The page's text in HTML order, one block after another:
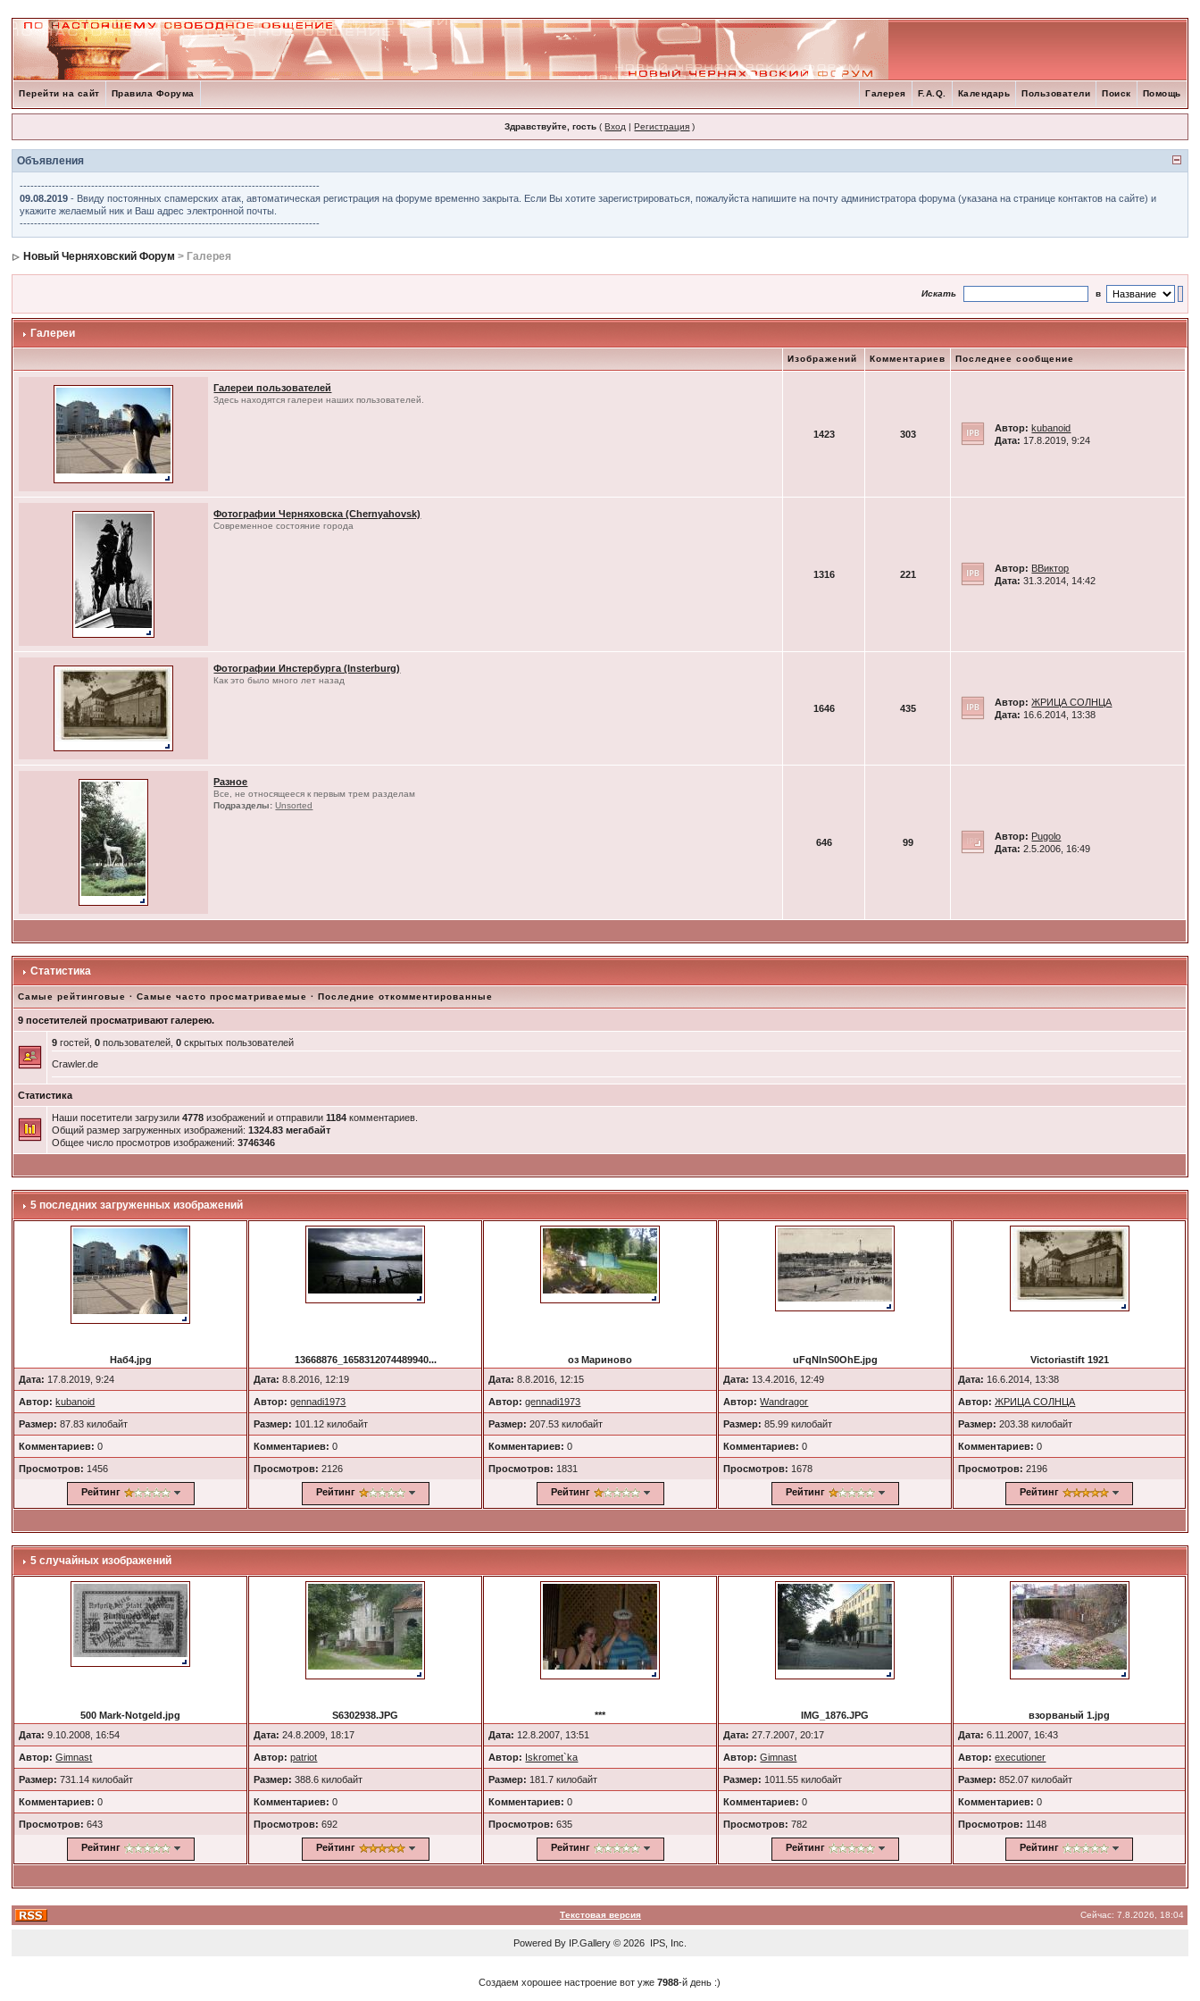
Перейти на сайт Правила Форума Помощь
Поиск
Пользователи
Календарь
F.A.Q.
Галерея
Здравствуйте, гость (Вход |Регистрация )
Объявления
------------------------------------------------------------------------------------
09.08.2019 - Ввиду постоянных спамерских атак, автоматическая регистрация на форуме временно закрыта. Если Вы хотите зарегистрироваться, пожалуйста напишите на почту администратора форума (указана на странице контактов на сайте) и
укажите желаемый ник и Ваш адрес электронной почты.
------------------------------------------------------------------------------------
Новый Черняховский Форум > Галерея
Искать в
Галереи
Изображений Комментариев Последнее сообщение
Галереи пользователей
Здесь находятся галереи наших пользователей.
1423 303
Автор: kubanoid
Дата: 17.8.2019, 9:24
Фотографии Черняховска (Chernyahovsk)
Современное состояние города
1316 221
Автор: ВВиктор
Дата: 31.3.2014, 14:42
Фотографии Инстербурга (Insterburg)
Как это было много лет назад
1646 435
Автор: ЖРИЦА СОЛНЦА
Дата: 16.6.2014, 13:38
Разное
Все, не относящееся к первым трем разделам
Подразделы: Unsorted
646 99
Автор: Pugolo
Дата: 2.5.2006, 16:49
Статистика
Самые рейтинговые ·Самые часто просматриваемые ·Последние откомментированные
9 посетителей просматривают галерею.
9 гостей,0 пользователей,0 скрытых пользователей
Crawler.de
Статистика
Наши посетители загрузили4778 изображений и отправили1184 комментариев.
Общий размер загруженных изображений:1324.83 мегабайт
Общее число просмотров изображений:3746346
5 последних загруженных изображений
Наб4.jpg
Дата: 17.8.2019, 9:24
Автор: kubanoid
Размер: 87.83 килобайт
Комментариев: 0
Просмотров: 1456
Рейтинг
13668876_1658312074489940...
Дата: 8.8.2016, 12:19
Автор: gennadi1973
Размер: 101.12 килобайт
Комментариев: 0
Просмотров:2126
Рейтинг
оз Мариново
Дата: 8.8.2016, 12:15
Автор: gennadi1973
Размер: 207.53 килобайт
Комментариев: 0
Просмотров: 1831
Рейтинг
uFqNlnS0OhE.jpg
Дата: 13.4.2016, 12:49
Автор: Wandragor
Размер: 85.99 килобайт
Комментариев: 0
Просмотров: 1678
Рейтинг
Victoriastift 1921
Дата: 16.6.2014, 13:38
Автор: ЖРИЦА СОЛНЦА
Размер: 203.38 килобайт
Комментариев: 0
Просмотров:2196
Рейтинг
5 случайных изображений
500 Mark-Notgeld.jpg
Дата: 9.10.2008, 16:54
Автор: Gimnast
Размер: 731.14 килобайт
Комментариев: 0
Просмотров:643
Рейтинг
S6302938.JPG
Дата: 24.8.2009, 18:17
Автор: patriot
Размер: 388.6 килобайт
Комментариев: 0
Просмотров:692
Рейтинг
***
Дата: 12.8.2007, 13:51
Автор: Iskromet`ka
Размер: 181.7 килобайт
Комментариев: 0
Просмотров:635
Рейтинг
IMG_1876.JPG
Дата: 27.7.2007, 20:17
Автор: Gimnast
Размер: 1011.55 килобайт
Комментариев: 0
Просмотров:782
Рейтинг
взорваный 1.jpg
Дата: 6.11.2007, 16:43
Автор: executioner
Размер: 852.07 килобайт
Комментариев: 0
Просмотров: 1148
Рейтинг
Текстовая версия Сейчас: 7.8.2026, 18:04
Powered By IP.Gallery© 2026 IPS, Inc.
Создаем хорошее настроение вот уже7988-й день :)